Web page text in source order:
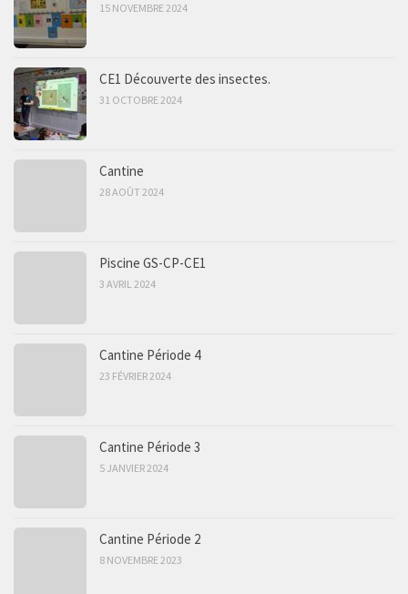
15 NOVEMBRE 2024
CE1 Découverte des insectes.
31 OCTOBRE 2024
Cantine
28 AOÛT 2024
Piscine GS-CP-CE1
3 AVRIL 2024
Cantine Période 4
23 FÉVRIER 2024
Cantine Période 3
5 JANVIER 2024
Cantine Période 2
8 NOVEMBRE 2023